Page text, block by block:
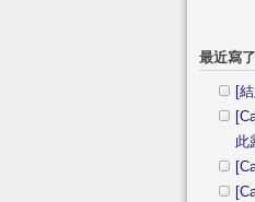
最近寫
[
此